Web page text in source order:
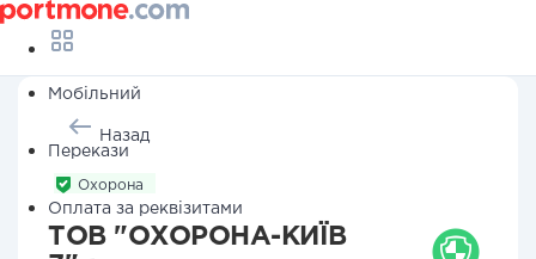
Мобільний
Перекази
Оплата за реквізитами
Назад
Охорона
ТОВ "ОХОРОНА-КИЇВ